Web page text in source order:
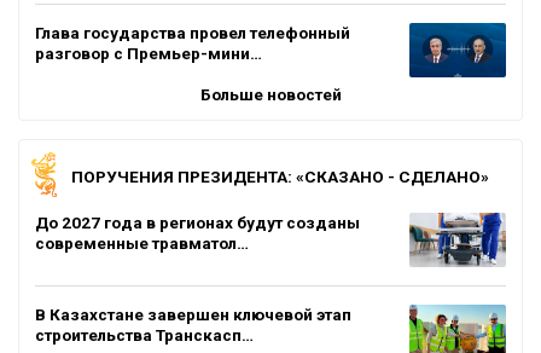
Глава государства провел телефонный
разговор с Премьер-мини…
Больше новостей
ПОРУЧЕНИЯ ПРЕЗИДЕНТА: «СКАЗАНО - СДЕЛАНО»
До 2027 года в регионах будут созданы
современные травматол…
В Казахстане завершен ключевой этап
строительства Транскасп…